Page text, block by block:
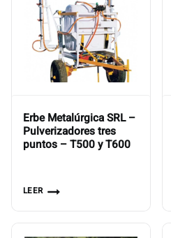
Erbe Metalúrgica SRL –
Pulverizadores tres
puntos – T500 y T600
LEER